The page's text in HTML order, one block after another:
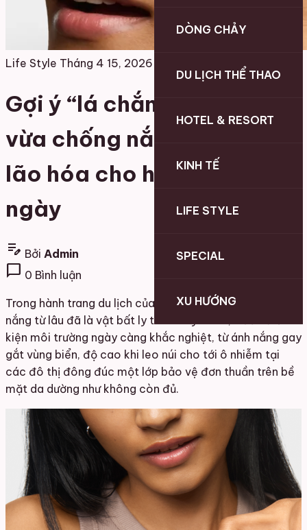
DÒNG CHẢY
DU LỊCH THỂ THAO
HOTEL & RESORT
KINH TẾ
LIFE STYLE
SPECIAL
XU HƯỚNG
Life Style Tháng 4 15, 2026
Gợi ý “lá chắn 2 trong 1”
vừa chống nắng vừa ngừa
lão hóa cho hành trình dài
ngày
edit_note Bởi Admin
chat_bubble 0 Bình luận
Trong hành trang du lịch của nhiều người, kem chống
nắng từ lâu đã là vật bất ly thân. Tuy nhiên, trước điều
kiện môi trường ngày càng khắc nghiệt, từ ánh nắng gay
gắt vùng biển, độ cao khi leo núi cho tới ô nhiễm tại
các đô thị đông đúc một lớp bảo vệ đơn thuần trên bề
mặt da dường như không còn đủ.